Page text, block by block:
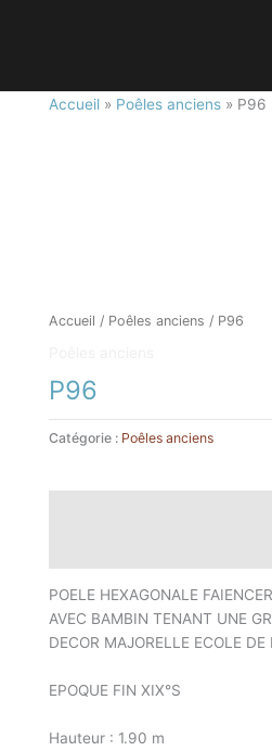
Accueil» Poêles anciens» P96
Accueil / Poêles anciens / P96
P96
Catégorie : Poêles anciens
POELE HEXAGONALE
AVEC BAMBIN TENANT UNE
DECOR MAJORELLE ECOLE DE
EPOQUE FIN XIX°S
Hauteur : 1.90 m